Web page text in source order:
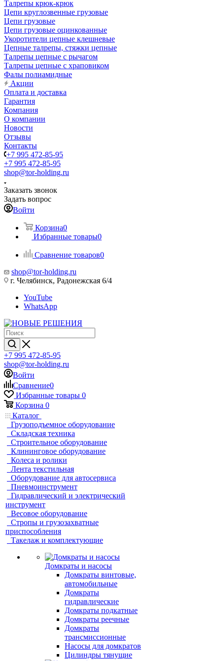
Талрепы крюк-крюк
Цепи круглозвенные грузовые
Цепи грузовые
Цепи грузовые оцинкованные
Укоротители цепные клешневые
Цепные талрепы, стяжки цепные
Талрепы цепные с рычагом
Талрепы цепные с храповиком
Фалы полиамидные
Акции
Оплата и доставка
Гарантия
Компания
О компании
Новости
Отзывы
Контакты
+7 995 472-85-95
+7 995 472-85-95
shop@tor-holding.ru
Заказать звонок
Задать вопрос
Войти
Корзина0
Избранные товары0
Сравнение товаров0
shop@tor-holding.ru
г. Челябинск, Радонежская 6/4
YouTube
WhatsApp
+7 995 472-85-95
shop@tor-holding.ru
Войти
Сравнение0
Избранные товары 0
Корзина 0
Каталог
Грузоподъемное оборудование
Складская техника
Строительное оборудование
Клининговое оборудование
Колеса и ролики
Лента текстильная
Оборудование для автосервиса
Пневмоинструмент
Гидравлический и электрический
инструмент
Весовое оборудование
Стропы и грузозахватные
приспособления
Такелаж и комплектующие
Домкраты и насосы
Домкраты винтовые,
автомобильные
Домкраты
гидравлические
Домкраты подкатные
Домкраты реечные
Домкраты
трансмиссионные
Насосы для домкратов
Цилиндры тянущие